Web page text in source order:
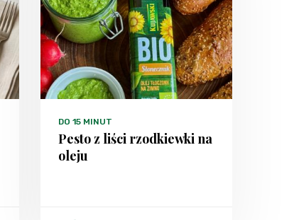
DO 15 MINUT
Pesto z liści rzodkiewki na
oleju